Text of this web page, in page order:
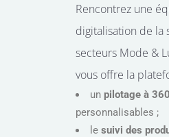
Rencontrez une
digitalisation de la
secteurs Mode &
vous offre la
un pilotage à
personnalisables ;
le suivi des